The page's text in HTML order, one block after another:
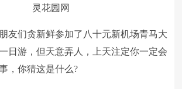
们贪新鲜参加了八十元新机场青马大
日游，但天意弄人，上天注定你一定会
，你猜这是什么?